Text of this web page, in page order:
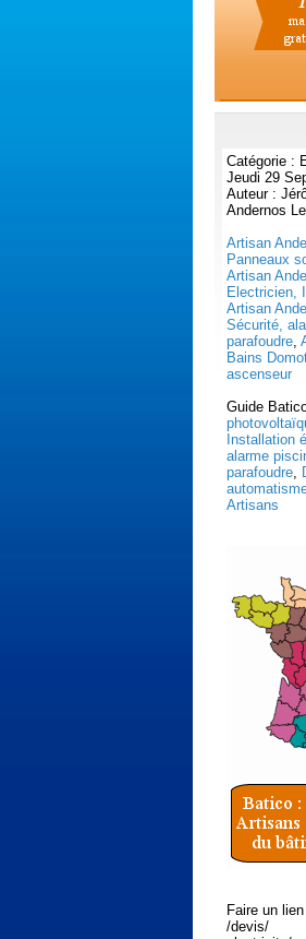
Catégorie :
Jeudi 29
Auteur :
Andernos
Artisan
Panneaux
Artisan
Electricien,
Artisan
Sécurité,
parafoudre,
Bains
ascenseur
Guide
Installation
alarme
parafoudre,
Artisans
Faire un
/devis/